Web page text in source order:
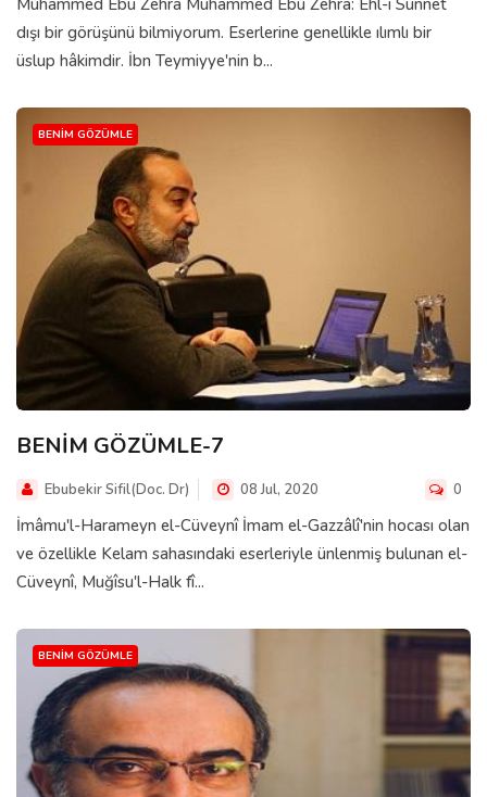
dışı bir görüşünü bilmiyorum. Eserlerine genellikle ılımlı bir
üslup hâkimdir. İbn Teymiyye'nin b...
BENIM GÖZÜMLE
BENİM GÖZÜMLE-7
Ebubekir Sifil(Doc. Dr) 08 Jul, 2020 0
İmâmu'l-Harameyn el-Cüveynî İmam el-Gazzâlî'nin hocası olan
ve özellikle Kelam sahasındaki eserleriyle ünlenmiş bulunan el-
Cüveynî, Muğîsu'l-Halk fî...
BENIM GÖZÜMLE